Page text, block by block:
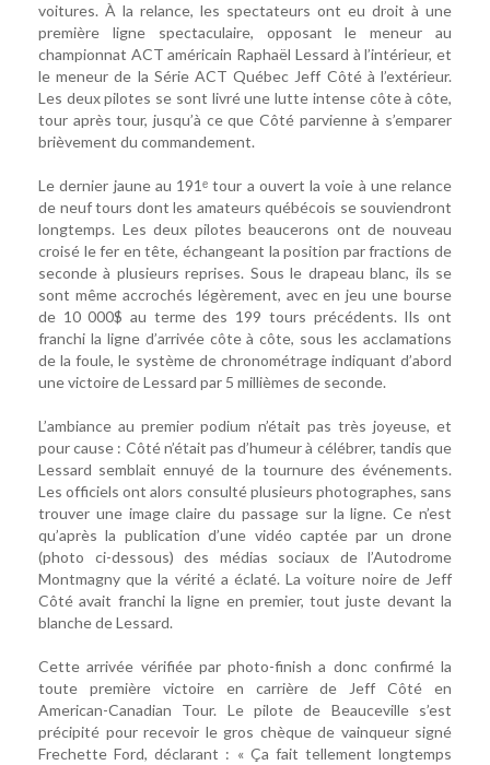
voitures. À la relance, les spectateurs ont eu droit à une
première ligne spectaculaire, opposant le meneur au
championnat ACT américain Raphaël Lessard à l’intérieur, et
le meneur de la Série ACT Québec Jeff Côté à l’extérieur.
Les deux pilotes se sont livré une lutte intense côte à côte,
tour après tour, jusqu’à ce que Côté parvienne à s’emparer
brièvement du commandement.
Le dernier jaune au 191ᵉ tour a ouvert la voie à une relance
de neuf tours dont les amateurs québécois se souviendront
longtemps. Les deux pilotes beaucerons ont de nouveau
croisé le fer en tête, échangeant la position par fractions de
seconde à plusieurs reprises. Sous le drapeau blanc, ils se
sont même accrochés légèrement, avec en jeu une bourse
de 10 000$ au terme des 199 tours précédents. Ils ont
franchi la ligne d’arrivée côte à côte, sous les acclamations
de la foule, le système de chronométrage indiquant d’abord
une victoire de Lessard par 5 millièmes de seconde.
L’ambiance au premier podium n’était pas très joyeuse, et
pour cause : Côté n’était pas d’humeur à célébrer, tandis que
Lessard semblait ennuyé de la tournure des événements.
Les officiels ont alors consulté plusieurs photographes, sans
trouver une image claire du passage sur la ligne. Ce n’est
qu’après la publication d’une vidéo captée par un drone
(photo ci-dessous) des médias sociaux de l’Autodrome
Montmagny que la vérité a éclaté. La voiture noire de Jeff
Côté avait franchi la ligne en premier, tout juste devant la
blanche de Lessard.
Cette arrivée vérifiée par photo-finish a donc confirmé la
toute première victoire en carrière de Jeff Côté en
American-Canadian Tour. Le pilote de Beauceville s’est
précipité pour recevoir le gros chèque de vainqueur signé
Frechette Ford, déclarant : « Ça fait tellement longtemps